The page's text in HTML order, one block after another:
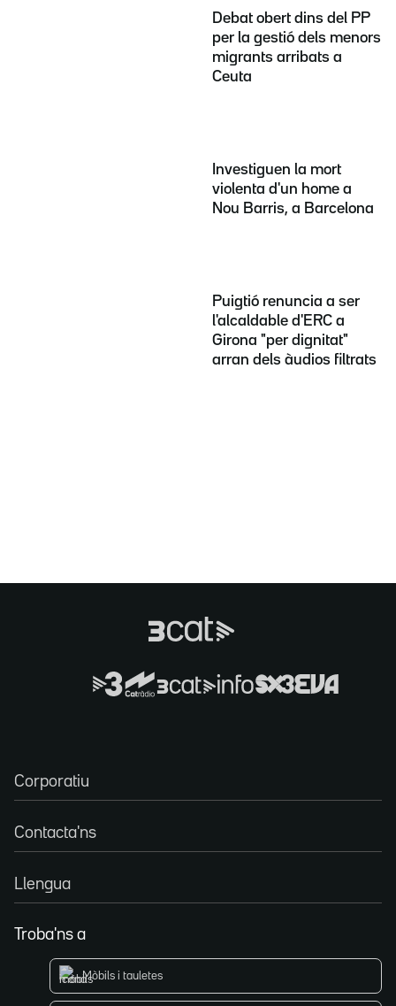
Debat obert dins del PP
per la gestió dels menors
migrants arribats a
Ceuta
Investiguen la mort
violenta d'un home a
Nou Barris, a Barcelona
Puigtió renuncia a ser
l'alcaldable d'ERC a
Girona "per dignitat"
arran dels àudios filtrats
Corporatiu
Contacta'ns
Llengua
Troba'ns a
Mòbils i tauletes